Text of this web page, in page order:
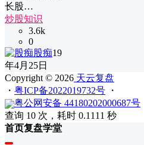
长股…
炒股知识
3.6k
0
股痴19
年4月25日
Copyright © 2026 天云复盘
・ 粤ICP备2022019732号
・
粤公网安备 44180202000687号
查询 10 次，耗时 0.1111 秒
首页复盘学堂